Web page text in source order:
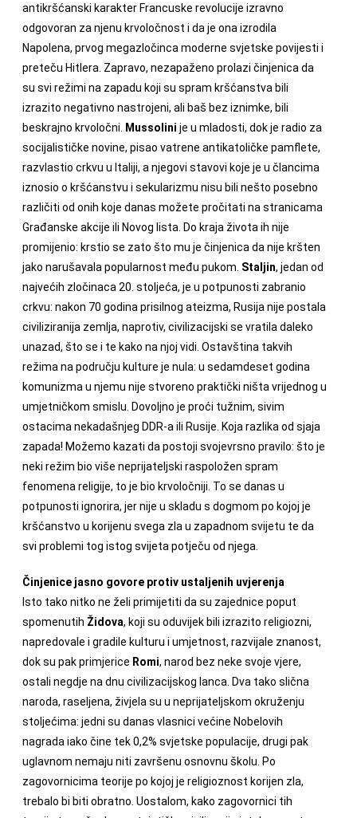
antikršćanski karakter Francuske revolucije izravno
odgovoran za njenu krvoločnost i da je ona izrodila
Napolena, prvog megazločinca moderne svjetske povijesti i
preteču Hitlera. Zapravo, nezapaženo prolazi činjenica da
su svi režimi na zapadu koji su spram kršćanstva bili
izrazito negativno nastrojeni, ali baš bez iznimke, bili
beskrajno krvoločni.
Mussolini je u mladosti, dok je radio za
socijalističke novine, pisao vatrene antikatoličke pamflete,
razvlastio crkvu u Italiji, a njegovi stavovi koje je u člancima
iznosio o kršćanstvu i sekularizmu nisu bili nešto posebno
različiti od onih koje danas možete pročitati na stranicama
Građanske akcije ili Novog lista. Do kraja života ih nije
promijenio: krstio se zato što mu je činjenica da nije kršten
jako narušavala popularnost među pukom. Staljin, jedan od
najvećih zločinaca 20. stoljeća, je u potpunosti zabranio
crkvu: nakon 70 godina prisilnog ateizma, Rusija nije postala
civiliziranija zemlja, naprotiv, civilizacijski se vratila daleko
unazad, što se i te kako na njoj vidi. Ostavština takvih
režima na području kulture je nula: u sedamdeset godina
komunizma u njemu nije stvoreno praktički ništa vrijednog u
umjetničkom smislu. Dovoljno je proći tužnim, sivim
ostacima nekadašnjeg DDR-a ili Rusije. Koja razlika od sjaja
zapada! Možemo kazati da postoji svojevrsno pravilo: što je
neki režim bio više neprijateljski raspoložen spram
fenomena religije, to je bio krvoločniji. To se danas u
potpunosti ignorira, jer nije u skladu s dogmom po kojoj je
kršćanstvo u korijenu svega zla u zapadnom svijetu te da
svi problemi tog istog svijeta potječu od njega.
Činjenice jasno govore protiv ustaljenih uvjerenja
Isto tako nitko ne želi primijetiti da su zajednice poput
spomenutih Židova, koji su oduvijek bili izrazito religiozni,
napredovale i gradile kulturu i umjetnost, razvijale znanost,
dok su pak primjerice Romi, narod bez neke svoje vjere,
ostali negdje na dnu civilizacijskog lanca. Dva tako slična
naroda, raseljena, živjela su u neprijateljskom okruženju
stoljećima: jedni su danas vlasnici većine Nobelovih
nagrada iako čine tek 0,2% svjetske populacije, drugi pak
uglavnom nemaju niti završenu osnovnu školu. Po
zagovornicima teorije po kojoj je religioznost korijen zla,
trebalo bi biti obratno. Uostalom, kako zagovornici tih